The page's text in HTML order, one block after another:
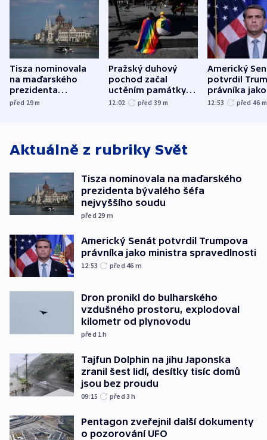
Tisza nominovala
na maďarského
prezidenta
bývalého šéfa
před 29m
Pražský duhový
pochod začal
uctěním památky
obětí berlínského
12:02 před 39 m
Americký
potvrdil
právníka jako
ministra
12:53 před 46 m
Aktuálně z rubriky Svět
Tisza nominovala na maďarského
prezidenta bývalého šéfa
nejvyššího soudu
před 29 m
Americký Senát potvrdil Trumpova
právníka jako ministra spravedlnosti
12:53 před 46 m
Dron pronikl do bulharského
vzdušného prostoru, explodoval
kilometr od plynovodu
před 1h
Tajfun Dolphin na jihu Japonska
zranil šest lidí, desítky tisíc domů
jsou bez proudu
09:15 před 3h
Pentagon zveřejnil další dokumenty
o pozorování UFO